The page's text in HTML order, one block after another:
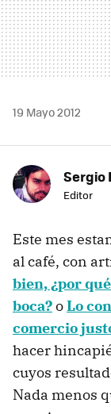
19 Mayo 2012
Sergio
Editor
Este mes
al café, con
bien, ¿por
boca?oLo
comercio
hacer
cuyos
Nada menos